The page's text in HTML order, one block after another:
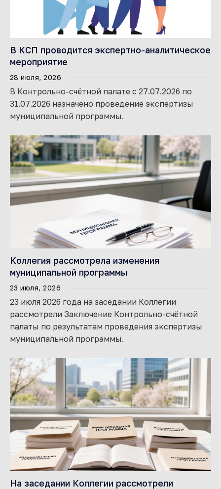
В КСП проводится экспертно-аналитическое
мероприятие
28 июля, 2026
В Контрольно-счётной палате с 27.07.2026 по
31.07.2026 назначено проведение экспертизы
муниципальной программы.
Коллегия рассмотрела изменения
муниципальной программы
23 июля, 2026
23 июля 2026 года на заседании Коллегии
рассмотрели Заключение Контрольно-счётной
палаты по результатам проведения экспертизы
муниципальной программы.
На заседании Коллегии рассмотрели